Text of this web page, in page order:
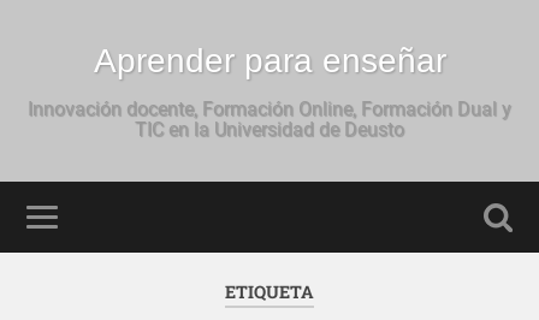
Aprender para enseñar
Innovación docente, Formación Online, Formación Dual y
TIC en la Universidad de Deusto
ETIQUETA